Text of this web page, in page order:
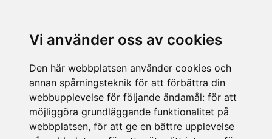
Vi använder oss av cookies
Den här webbplatsen använder cookies och
annan spårningsteknik för att förbättra din
webbupplevelse för följande ändamål: för att
möjliggöra grundläggande funktionalitet på
webbplatsen, för att ge en bättre upplevelse